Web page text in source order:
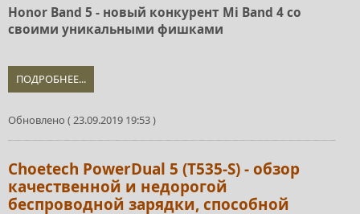
Honor Band 5 - новый конкурент Mi Band 4 со
своими уникальными фишками
ПОДРОБНЕЕ...
Обновлено ( 23.09.2019 19:53 )
Choetech PowerDual 5 (T535-S) - обзор
качественной и недорогой
беспроводной зарядки, способной